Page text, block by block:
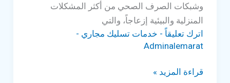
وشبكات الصرف الصحي من أكثر المشكلات
المنزلية والبيئية إزعاجاً، والتي
اترك تعليقاً - خدمات تسليك مجاري -
Adminalemarat
تسليك
قراءة المزيد »